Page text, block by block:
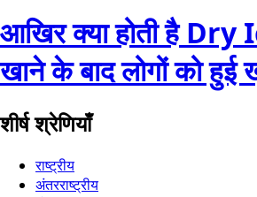
आखिर क्या होती है Dry
खाने के बाद लोगों को हुई
शीर्ष श्रेणियाँ
राष्ट्रीय
अंतरराष्ट्रीय